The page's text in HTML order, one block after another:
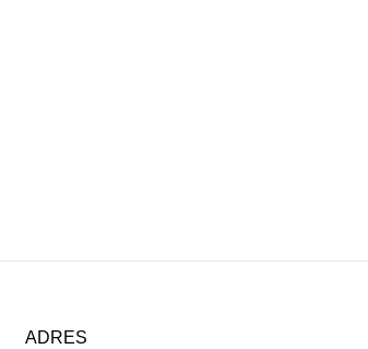
ADRES